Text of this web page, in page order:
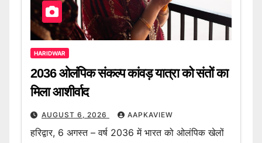
HARIDWAR
2036 ओलंपिक संकल्प कांवड़ यात्रा को संतों का
मिला आशीर्वाद
AUGUST 6, 2026 AAPKAVIEW
हरिद्वार, 6 अगस्त – वर्ष 2036 में भारत को ओलंपिक खेलों